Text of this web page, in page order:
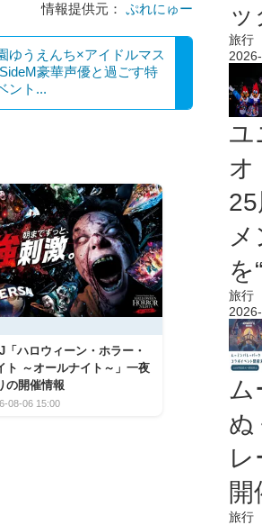
情報提供元： ぷれにゅー
ゆうえんち×アイドルマス
豪華声優と過ごす特
ント...
「ハロウィーン・ホラー・
ト ～オールナイト～」一夜
の開催情報
08-06 15:00
旅行
ユ
オ
を
旅行
ム
ぬ
開
旅行